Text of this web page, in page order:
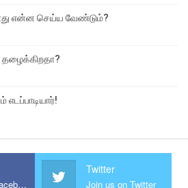
என்ன செய்ய வேண்டும்?
தழைக்கிறதா?
Join us on Facebook
Twitter
Join us on Twitter